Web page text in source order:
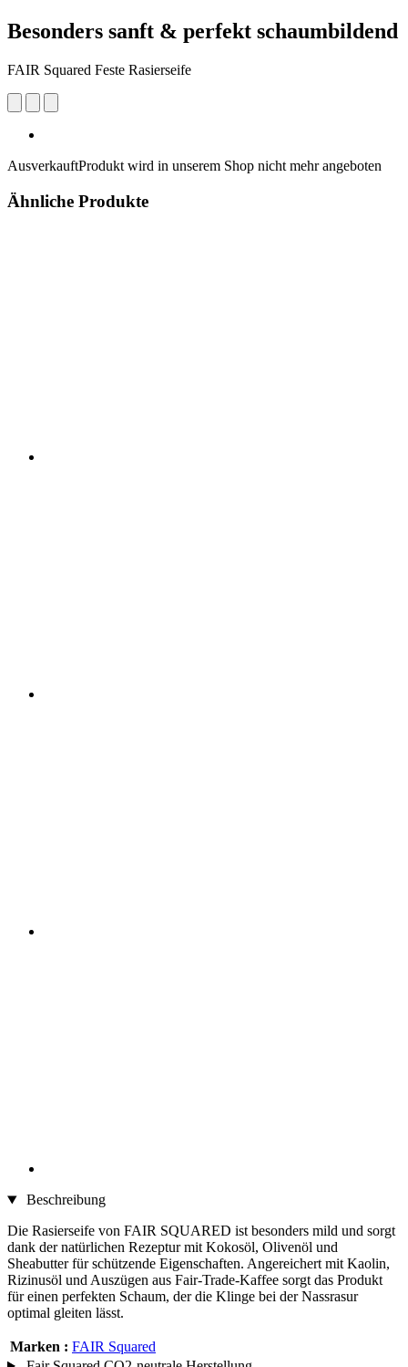
Besonders sanft & perfekt schaumbildend
FAIR Squared Feste Rasierseife
AusverkauftProdukt wird in unserem Shop nicht mehr angeboten
Ähnliche Produkte
Beschreibung
Die Rasierseife von FAIR SQUARED ist besonders mild und sorgt
dank der natürlichen Rezeptur mit Kokosöl, Olivenöl und
Sheabutter für schützende Eigenschaften. Angereichert mit Kaolin,
Rizinusöl und Auszügen aus Fair-Trade-Kaffee sorgt das Produkt
für einen perfekten Schaum, der die Klinge bei der Nassrasur
optimal gleiten lässt.
Marken : FAIR Squared